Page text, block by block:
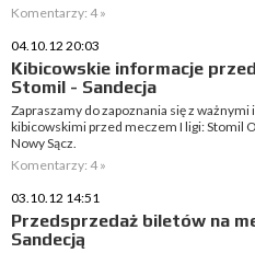
Komentarzy: 4 »
04.10.12 20:03
Kibicowskie informacje
Stomil - Sandecja
Zapraszamy do zapoznania się z
kibicowskimi przed meczem I ligi: Stomil
Nowy Sącz.
Komentarzy: 4 »
03.10.12 14:51
Przedsprzedaż biletów na
Sandecją